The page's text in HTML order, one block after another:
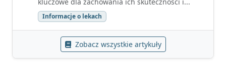
Informacje o lekach
Zobacz wszystkie artykuły